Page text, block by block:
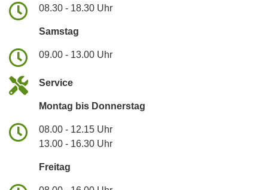
08.30 - 18.30 Uhr
Samstag
09.00 - 13.00 Uhr
Service
Montag bis Donnerstag
08.00 - 12.15 Uhr
13.00 - 16.30 Uhr
Freitag